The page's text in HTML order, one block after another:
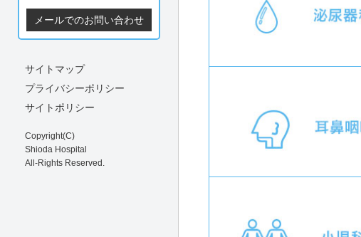
メールでのお問い合わせ
サイトマップ
プライバシーポリシー
サイトポリシー
Copyright(C)
Shioda Hospital
All-Rights Reserved.